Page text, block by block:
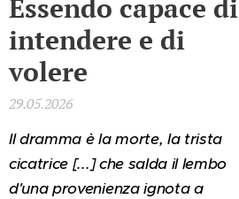
Essendo capace di
intendere e di
volere
29.05.2026
Il dramma è la morte, la trista
cicatrice [...] che salda il lembo
d'una provenienza ignota a